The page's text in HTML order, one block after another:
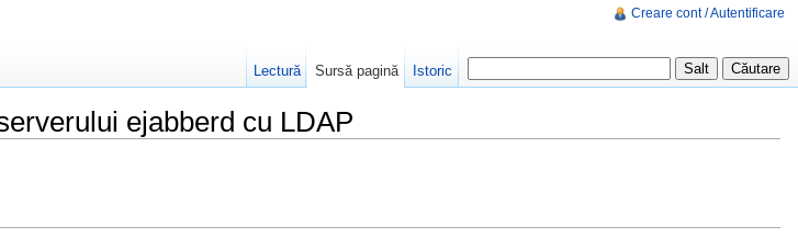
ejabberd cu LDAP
Creare cont / Autentificare
Lectură Sursă pagină Istoric